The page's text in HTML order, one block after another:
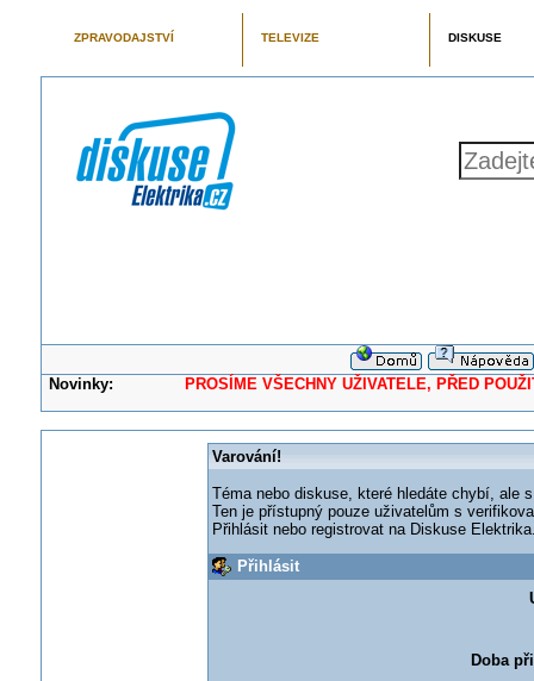
ZPRAVODAJSTVÍ TELEVIZE DISKUSE
Novinky: PROSÍME VŠECHNY UŽIVATELE, PŘED
Varování!
Téma nebo diskuse, které hledáte chybí, ale
Ten je přístupný pouze uživatelům s
Přihlásit nebo registrovat na Diskuse
Přihlásit
Doba